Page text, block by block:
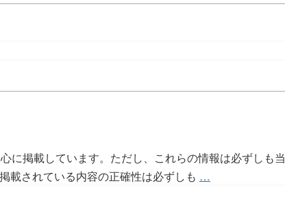
に掲載しています。ただし、これらの情報は必ずしも当
載されている内容の正確性は必ずしも …